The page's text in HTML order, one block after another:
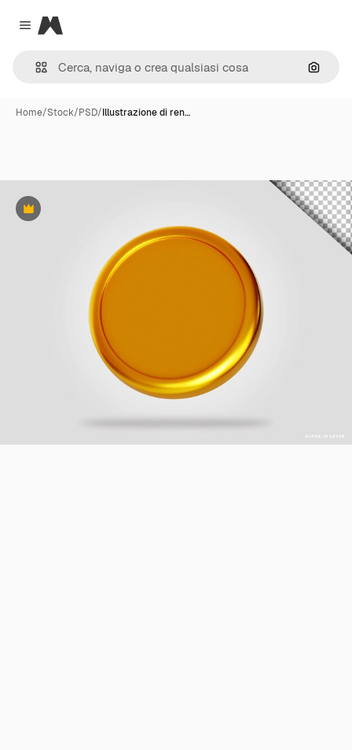
Close menu
Magnific
Cerca
Home/Stock/PSD/Illustrazione di ren…
Premium